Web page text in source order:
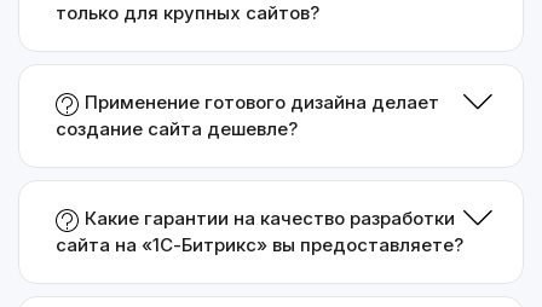
только для крупных сайтов?
Применение готового дизайна делает
создание сайта дешевле?
Какие гарантии на качество разработки
сайта на «1С-Битрикс» вы предоставляете?